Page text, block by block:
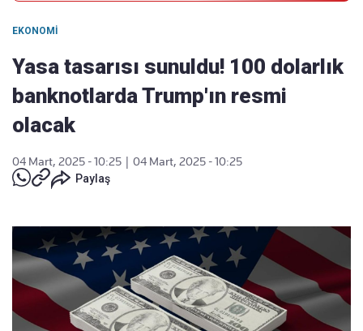
EKONOMI
Yasa tasarısı sunuldu! 100 dolarlık
banknotlarda Trump'ın resmi
olacak
04 Mart, 2025 - 10:25
04 Mart, 2025 - 10:25
Paylaş